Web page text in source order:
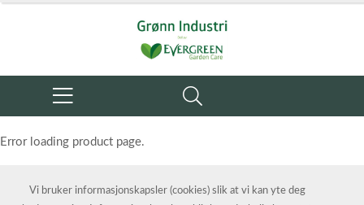
Error loading product page.
Vi bruker informasjonskapsler (cookies) slik at vi kan yte deg